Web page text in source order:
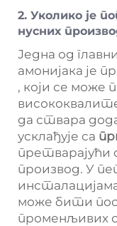
2. Уколико је
нусних
Једна од
амонијака је
, који се може
да ствара
усклађује са
претварајући
производ. У
може бити
променљивих